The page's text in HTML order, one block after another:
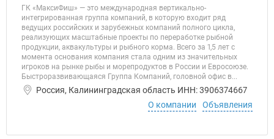
ГК «МаксиФиш» — это международная вертикально-
интегрированная группа компаний, в которую входит ряд
ведущих российских и зарубежных компаний полного цикла,
реализующих масштабные проекты по переработке рыбной
продукции, аквакультуры и рыбного корма. Всего за 1,5 лет с
момента основания компания стала одним из значительных
игроков на рынке рыбы и морепродуктов в России и Евросоюзе.
Быстроразвивающаяся Группа Компаний, головной офис в...
Россия, Калининградская область ИНН: 3906374667
О компании
Объявления